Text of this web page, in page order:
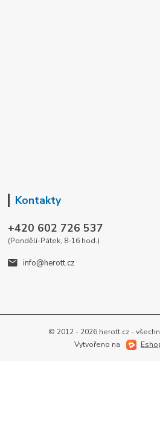
Kontakty
+420 602 726 537
(Pondělí-Pátek, 8-16 hod.)
info@herott.cz
© 2012 - 2026 herott.cz -
Vytvořeno na